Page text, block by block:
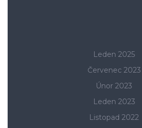
Leden 2025
Červenec 2023
Únor 2023
Leden 2023
Listopad 2022